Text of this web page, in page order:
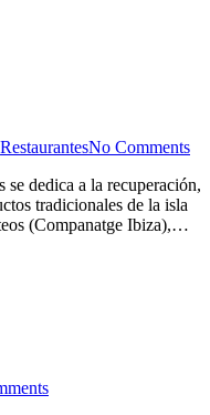
RestaurantesNo Comments
se dedica a la recuperación,
tradicionales de la isla
(Companatge Ibiza),…